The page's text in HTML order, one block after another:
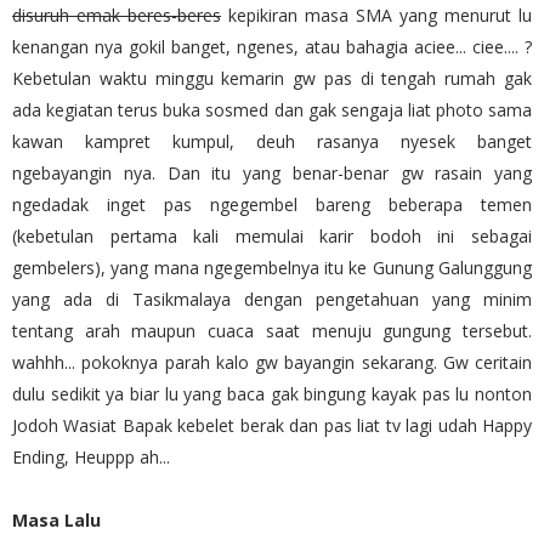
disuruh emak beres-beres kepikiran masa SMA yang menurut lu
kenangan nya gokil banget, ngenes, atau bahagia aciee... ciee.... ?
Kebetulan waktu minggu kemarin gw pas di tengah rumah gak
ada kegiatan terus buka sosmed dan gak sengaja liat photo sama
kawan kampret kumpul, deuh rasanya nyesek banget
ngebayangin nya. Dan itu yang benar-benar gw rasain yang
ngedadak inget pas ngegembel bareng beberapa temen
(kebetulan pertama kali memulai karir bodoh ini sebagai
gembelers), yang mana ngegembelnya itu ke Gunung Galunggung
yang ada di Tasikmalaya dengan pengetahuan yang minim
tentang arah maupun cuaca saat menuju gungung tersebut.
wahhh... pokoknya parah kalo gw bayangin sekarang. Gw ceritain
dulu sedikit ya biar lu yang baca gak bingung kayak pas lu nonton
Jodoh Wasiat Bapak kebelet berak dan pas liat tv lagi udah Happy
Ending, Heuppp ah...
Masa Lalu